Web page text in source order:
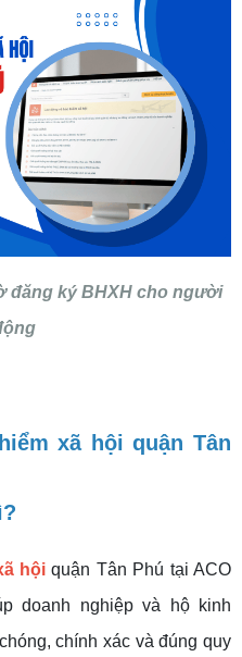
đăng ký BHXH cho người
xã hội quận Tân
hộiquận Tân Phú tại ACO
doanh nghiệp và hộ kinh
chính xác và đúng quy